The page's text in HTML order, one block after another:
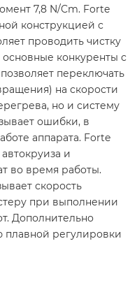
7,8 N/Cm. Forte
конструкцией с
проводить чистку
конкуренты с
переключать
на скорости
но и систему
ошибки, в
аппарата. Forte
и
во время работы.
скорость
при выполнении
Дополнительно
плавной регулировки